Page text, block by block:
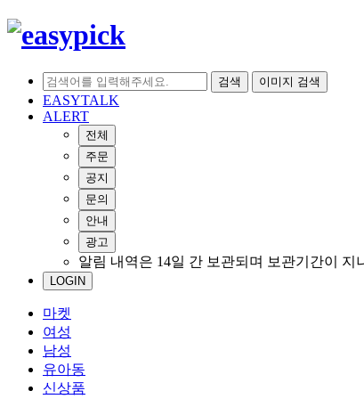
검색 이미지 검색
EASYTALK
ALERT
전체
주문
공지
문의
안내
광고
알림 내역은 14일 간 보관되며 보관기간이 지
LOGIN
마켓
여성
남성
유아동
신상품